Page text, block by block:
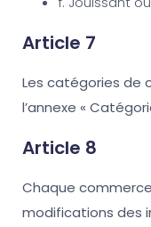
Article 7
Les catégories de
l’annexe «
Article 8
Chaque
modifications des